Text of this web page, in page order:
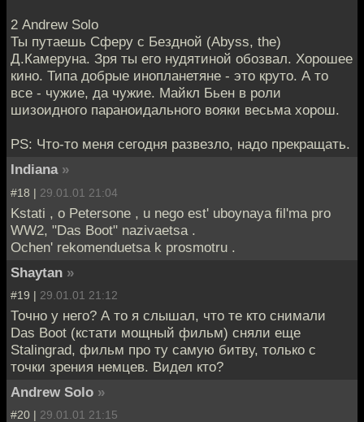
2 Andrew Solo
Ты путаешь Сферу с Бездной (Abyss, the)
Д.Камеруна. Зря ты его нудятиной обозвал. Хорошее
кино. Типа добрые инопланетяне - это круто. А то
все - чужие, да чужие. Майкл Бьен в роли
шизоидного параноидального вояки весьма хорош.
PS: Что-то меня сегодня развезло, надо прекращать.
Indiana »
#18 | 29.01.01 21:04
Kstati , o Petersone , u nego est' uboynaya fil'ma pro
WW2, "Das Boot" nazivaetsa .
Ochen' rekomenduetsa k prosmotru .
Shaytan »
#19 | 29.01.01 21:12
Точно у него? А то я слышал, что те кто снимали
Das Boot (кстати мощный фильм) сняли еще
Stalingrad, фильм про ту самую битву, только с
точки зрения немцев. Видел кто?
Andrew Solo »
#20 | 29.01.01 21:15